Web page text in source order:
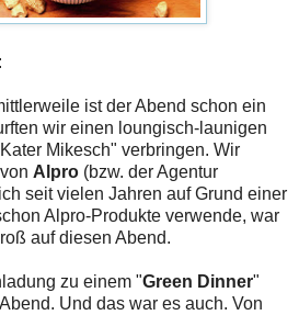
ist der Abend schon ein
wir einen loungisch-launigen
Mikesch" verbringen. Wir
Alpro (bzw. der Agentur
seit vielen Jahren auf Grund einer
Alpro-Produkte verwende, war
auf diesen Abend.
zu einem "Green Dinner"
Und das war es auch. Von